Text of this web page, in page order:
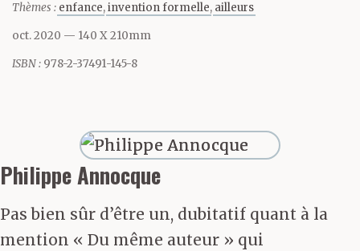
Elle n’écrivait pas de
romans, elle. Elle
écrit des lettres. Des
lettres à des amis,
des lettres à des cousins.
Des lettres avec des
Thèmes : enfance invention formelle ailleurs
oct. 2020 — 140 X 210mm
ISBN : 978-2-37491-145-8
Philippe Annocque
Pas bien sûr d’être un, dubitatif quant à la
mention « Du même auteur » qui